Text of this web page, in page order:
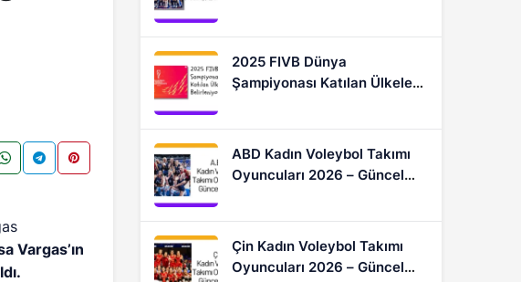
Vargas’ın
2025 FIVB Dünya
Şampiyonası Katılan Ülkeler
ABD Kadın Voleybol Takımı
Oyuncuları 2026 – Güncel
Çin Kadın Voleybol Takımı
Oyuncuları 2026 – Güncel